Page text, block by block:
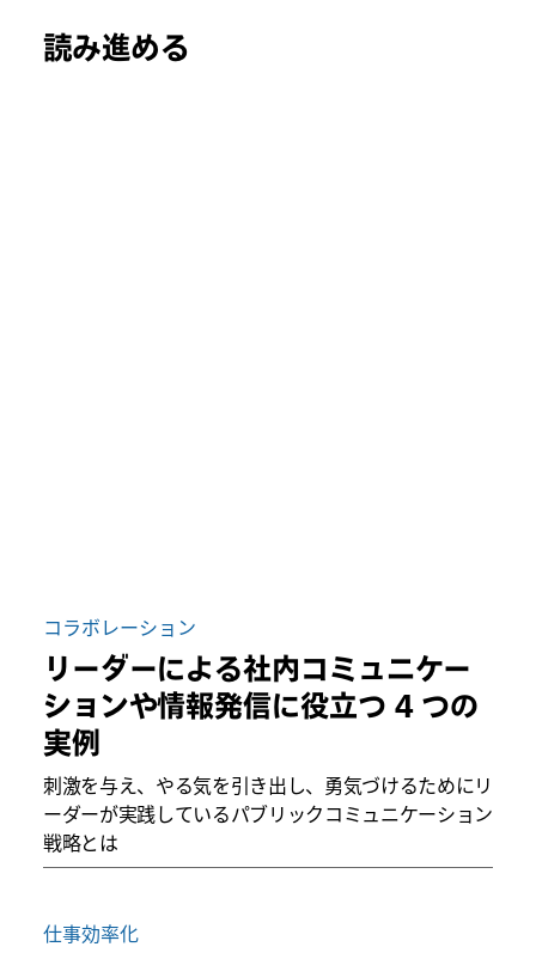
読み進める
コラボレーション
リーダーによる社内コミュニケー
ションや情報発信に役立つ 4 つの
実例
刺激を与え、やる気を引き出し、勇気づけるためにリ
ーダーが実践しているパブリックコミュニケーション
戦略とは
仕事効率化